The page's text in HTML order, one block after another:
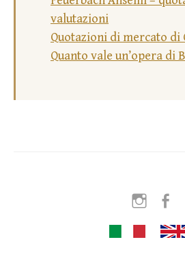
valutazioni
Quotazioni di mercato di
Quanto vale un’opera di